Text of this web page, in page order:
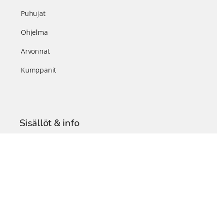
Puhujat
Ohjelma
Arvonnat
Kumppanit
Sisällöt & info